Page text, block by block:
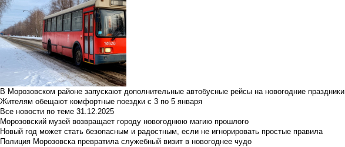
В Морозовском районе запускают дополнительные автобусные рейсы на новогодние праздники
Жителям обещают комфортные поездки с 3 по 5 января
Все новости по теме 31.12.2025
Морозовский музей возвращает городу новогоднюю магию прошлого
Новый год может стать безопасным и радостным, если не игнорировать простые правила
Полиция Морозовска превратила служебный визит в новогоднее чудо